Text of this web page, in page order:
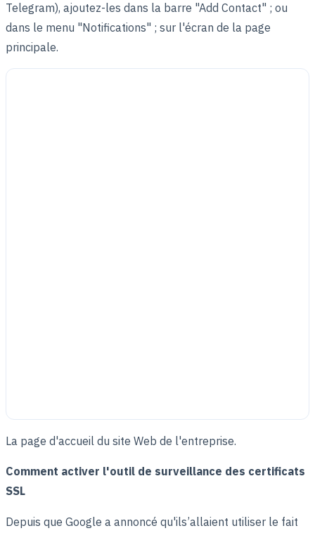
Telegram), ajoutez-les dans la barre "Add Contact" ; ou
dans le menu "Notifications" ; sur l'écran de la page
principale.
La page d'accueil du site Web de l'entreprise.
Comment activer l'outil de surveillance des certificats
SSL
Depuis que Google a annoncé qu'ils’allaient utiliser le fait